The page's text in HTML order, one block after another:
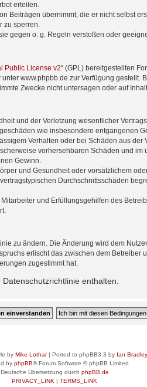
erteilen.
Beiträgen übernimmt, die er nicht selbst
zu sperren.
gegen o. g. Regeln verstoßen oder
Public License v2“ (GPL) bereitgestellten
www.phpbb.de zur Verfügung gestellt.
Zwecke nicht untersagen oder auf
und der Verletzung wesentlicher
wie insbesondere entgangenen
Verhalten oder bei Schäden aus
vorhersehbaren Schäden und
Gewinn.
und Gesundheit oder vorsätzlichem
Durchschnittsschäden
und Erfüllungsgehilfen des
zu ändern. Die Änderung wird dem
erlischt das zwischen dem
zugestimmt hat.
enthalten.
by Mike Lothar| Ported to phpBB3.3 by Ian Bradley
by phpBB® Forum Software © phpBB Limited
Deutsche Übersetzung durch phpBB.de
PRIVACY_LINK | TERMS_LINK